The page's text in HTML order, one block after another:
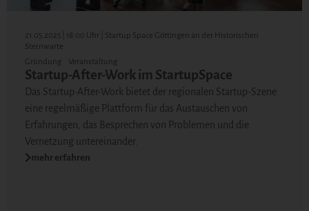
21.05.2025 | 18:00 Uhr | Startup Space Göttingen an der Historischen
Sternwarte
Gründung
Veranstaltung
Startup-After-Work im StartupSpace
Das Startup-After-Work bietet der regionalen Startup-Szene
eine regelmäßige Plattform für das Austauschen von
Erfahrungen, das Besprechen von Problemen und die
Vernetzung untereinander.
mehr erfahren